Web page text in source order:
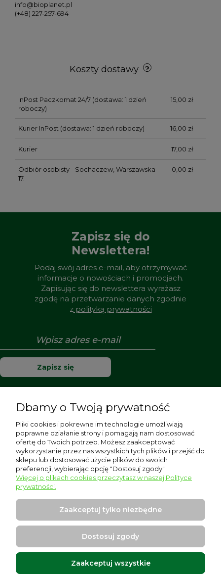
info@bioplanet.pl
(+48) 227-257-694
Koszty dostawy
InPost Paczkomat 24/7(dostawa: 1 dzień
roboczy)
15,00 zł
Kurier InPost (dostawa: 1 dzień roboczy) 16,00 zł
Kurier 17,00 zł
Odbiór osobisty - Sochaczew, Warszawska
17.
0,00 zł
Zapisz się do
Newslettera!
Podaj swój adres e-mail, aby otrzymywać
informacje o nowościach i promocjach.
Zapisując się do newslettera wyrażasz
zgodę na przetwarzanie danych zgodnie
zpolityką prywatności
Zapisz się
Moje konto
Płatności i dostawa
Informacje
Warszawska 17, 96-500 Sochaczew
Dbamy o Twoją prywatność
Pliki cookies i pokrewne im technologie umożliwiają
poprawne działanie strony i pomagają nam dostosować
ofertę do Twoich potrzeb. Możesz zaakceptować
wykorzystanie przez nas wszystkich tych plików i przejść do
sklepu lub dostosować użycie plików do swoich
preferencji, wybierając opcję "Dostosuj zgody".
Więcej o plikach cookies przeczytasz w naszej Polityce
prywatności.
Zaakceptuj tylko niezbędne
Dostosuj zgody
Zaakceptuj wszystkie